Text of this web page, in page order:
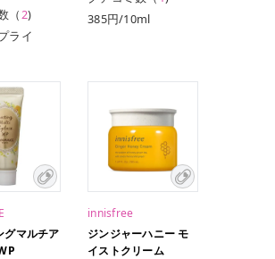
（2)
ライ
レフィ
385円/10ml
グマルチア
innisfree
ジンジャーハニー モ
イストクリーム